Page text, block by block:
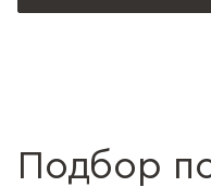
Подбор